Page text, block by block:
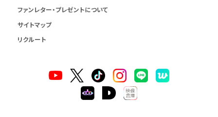
ファンレター・プレゼントについて
サイトマップ
リクルート